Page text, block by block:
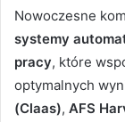
Nowoczesne
systemy
pracy, które
optymalnych
(Claas), AFS